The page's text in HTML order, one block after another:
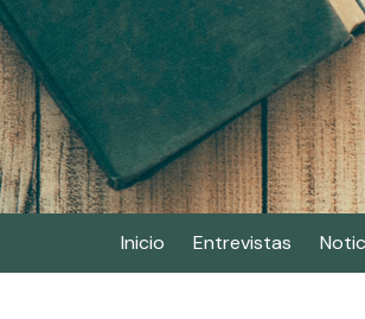
Skip
to
content
El periódico digital de los
Inicio Entrevistas